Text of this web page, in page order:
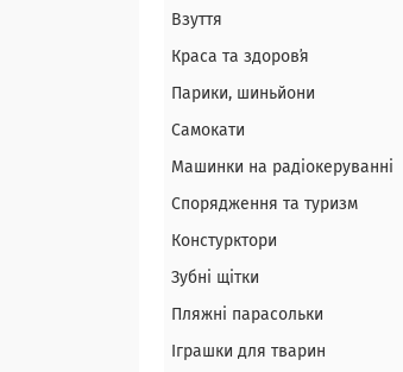
Взуття
Краса та здоровʼя
Парики, шиньйони
Самокати
Машинки на радіокеруванні
Спорядження та туризм
Констурктори
Зубні щітки
Пляжні парасольки
Іграшки для тварин